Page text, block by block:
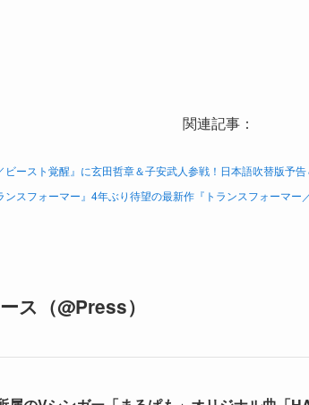
関連記事：
ビースト覚醒』に玄田哲章＆子安武人参戦！日本語吹替版予
ンスフォーマー』4年ぶり待望の最新作『トランスフォーマー
ス（@Press）